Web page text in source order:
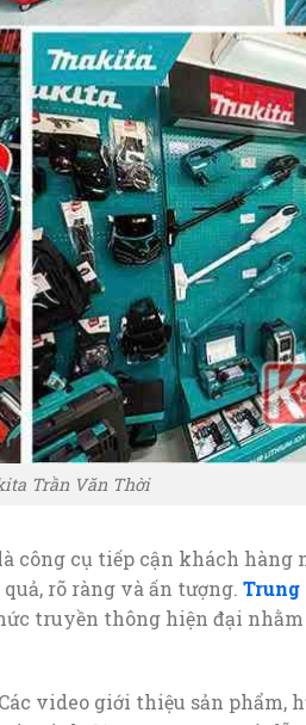
Trần Văn Thời
cụ tiếp cận khách hàng
rõ ràng và ấn tượng. Trung
truyền thông hiện đại nhằm
video giới thiệu sản phẩm,